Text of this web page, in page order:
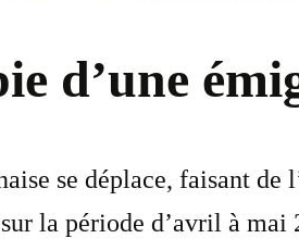
d’une
se déplace, faisant
la période d’avril à